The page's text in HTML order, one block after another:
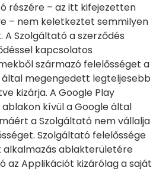
részére – az itt kifejezetten
– nem keletkeztet semmilyen
Szolgáltató a szerződés
kapcsolatos
származó felelősséget a
megengedett legteljesebb
kizárja. A Google Play
kívül a Google által
a Szolgáltató nem vállalja
Szolgáltató felelőssége
ablakterületére
az Applikációt kizárólag a saját